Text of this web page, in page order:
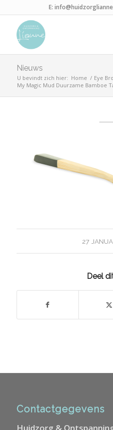
E:
Nieuws
U bevindt zich hier: Home / Eye
My Magic Mud Duurzame Bamboe
27
Deel
Contactgegevens